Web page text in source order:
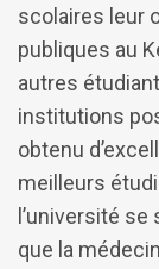
scolaires leur
publiques au
autres
institutions
obtenu
meilleurs
l’université
que la